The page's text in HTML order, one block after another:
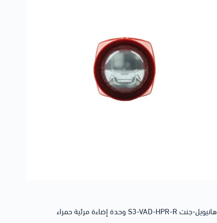
هانيويل-جنت S3-VAD-HPR-R وحدة إضاءة مرئية حمراء